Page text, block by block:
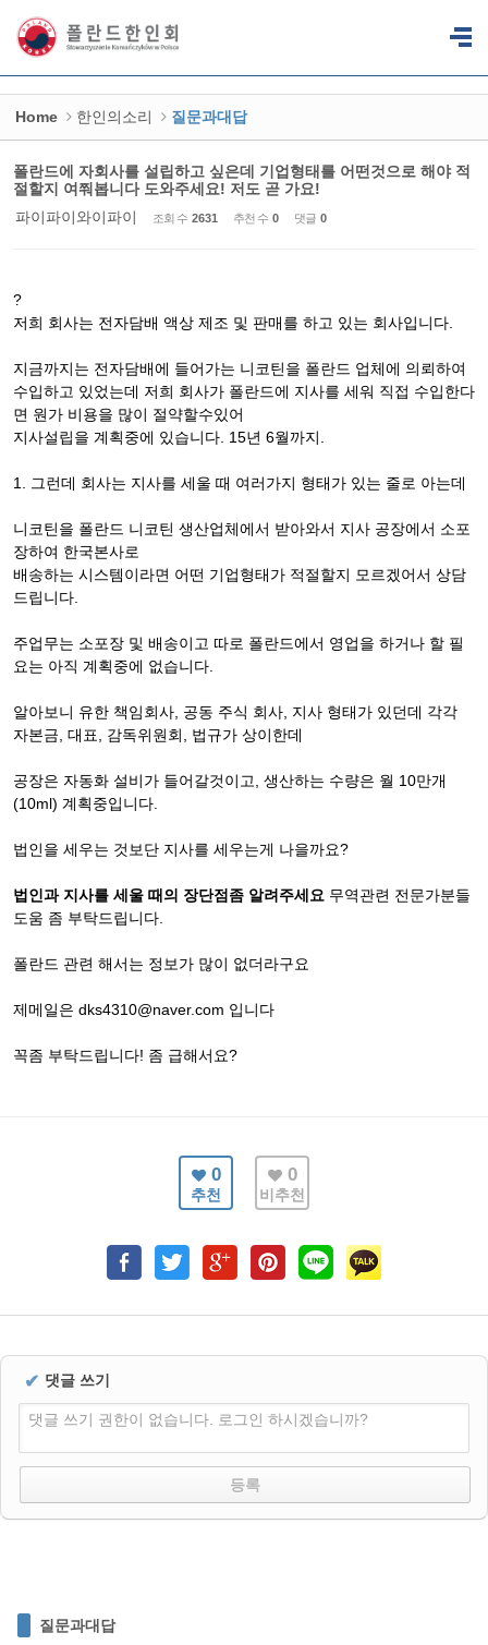
Home 한인의소리 질문과대답
폴란드에 자회사를 설립하고 싶은데 기업형태를 어떤것으로 해야 적
절할지 여쭤봅니다 도와주세요! 저도 곧 가요!
파이파이와이파이
조회 수 2631 추천 수 0 댓글 0
?
저희 회사는 전자담배 액상 제조 및 판매를 하고 있는 회사입니다.
지금까지는 전자담배에 들어가는 니코틴을 폴란드 업체에 의뢰하여
수입하고 있었는데 저희 회사가 폴란드에 지사를 세워 직접 수입한다
면 원가 비용을 많이 절약할수있어
지사설립을 계획중에 있습니다. 15년 6월까지.
1. 그런데 회사는 지사를 세울 때 여러가지 형태가 있는 줄로 아는데
니코틴을 폴란드 니코틴 생산업체에서 받아와서 지사 공장에서 소포
장하여 한국본사로
배송하는 시스템이라면 어떤 기업형태가 적절할지 모르겠어서 상담
드립니다.
주업무는 소포장 및 배송이고 따로 폴란드에서 영업을 하거나 할 필
요는 아직 계획중에 없습니다.
알아보니 유한 책임회사, 공동 주식 회사, 지사 형태가 있던데 각각
자본금, 대표, 감독위원회, 법규가 상이한데
공장은 자동화 설비가 들어갈것이고, 생산하는 수량은 월 10만개
(10ml) 계획중입니다.
법인을 세우는 것보단 지사를 세우는게 나을까요?
법인과 지사를 세울 때의 장단점좀 알려주세요 무역관련 전문가분들
도움 좀 부탁드립니다.
폴란드 관련 해서는 정보가 많이 없더라구요
제메일은 dks4310@naver.com 입니다
꼭좀 부탁드립니다! 좀 급해서요?
0
추천
0
비추천
✔ 댓글 쓰기
댓글 쓰기 권한이 없습니다. 로그인 하시겠습니까?
질문과대답